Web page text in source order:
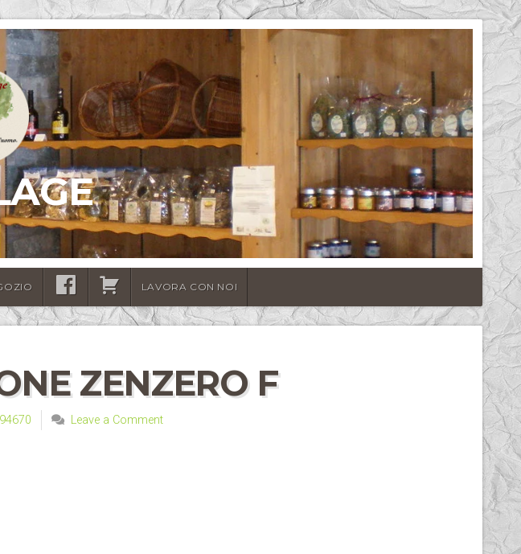
SEGUICI
SU
CARRELLOLAVORA CON NOI
ZENZERO F
Leave a Comment